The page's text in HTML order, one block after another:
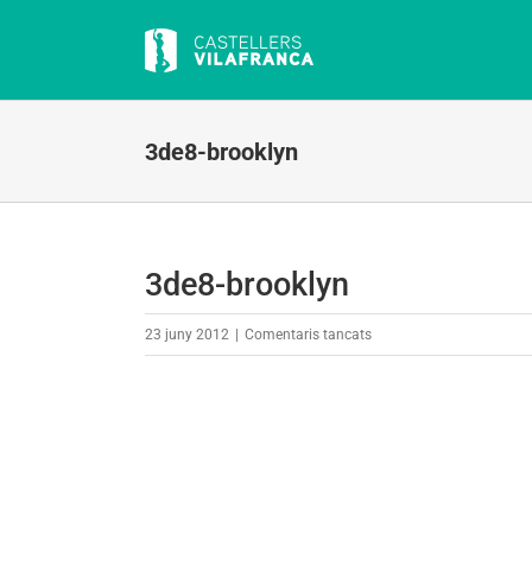
3de8-brooklyn
3de8-brooklyn
23 juny 2012 Comentaris tancatsa